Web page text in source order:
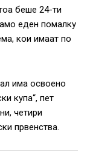
беше 24-ти
еден помалку
кои имаат по
има освоено
купа“, пет
четири
првенства.